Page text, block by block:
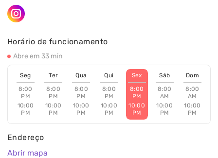
Endereço
Abrir mapa
Horário de funcionamento
Abre em 33 min
Seg
8:00
PM
10:00
PM
Ter
8:00
PM
10:00
PM
Qua
8:00
PM
10:00
PM
Qui
8:00
PM
10:00
PM
Sex
8:00
PM
10:00
PM
Sáb
8:00
AM
10:00
PM
Dom
8:00
AM
10:00
PM